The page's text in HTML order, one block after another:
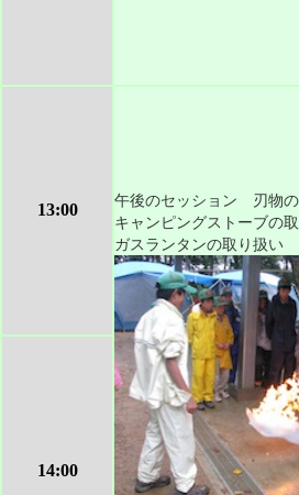
13:00
午後のセッション 刃物
キャンピングストーブの
ガスランタンの取り扱い
14:00